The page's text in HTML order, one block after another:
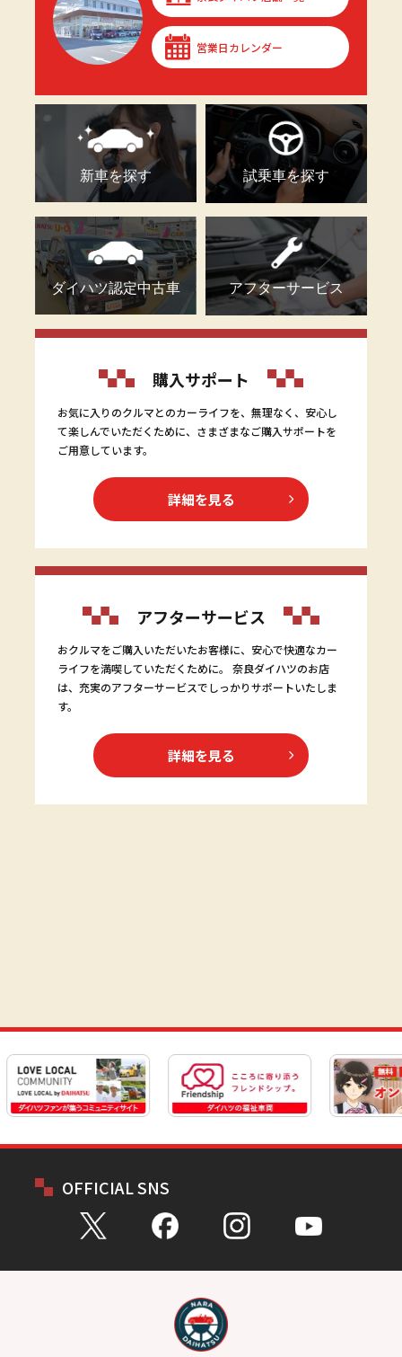
営業日カレンダー
新車を探す 試乗車を探す
ダイハツ認定中古車 アフターサービス
購入サポート
お気に入りのクルマとのカーライフを、無理なく、安心し
て楽しんでいただくために、さまざまなご購入サポートを
ご用意しています。
詳細を見る
アフターサービス
おクルマをご購入いただいたお客様に、安心で快適なカー
ライフを満喫していただくために。 奈良ダイハツのお店
は、充実のアフターサービスでしっかりサポートいたしま
す。
詳細を見る
OFFICIAL SNS